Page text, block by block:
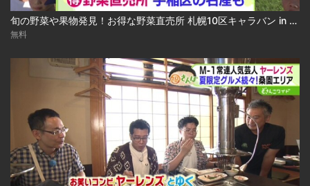
旬の野菜や果物発見！お得な野菜直売所 札幌10区キャラバン in 手稲区 2026-08-03
無料